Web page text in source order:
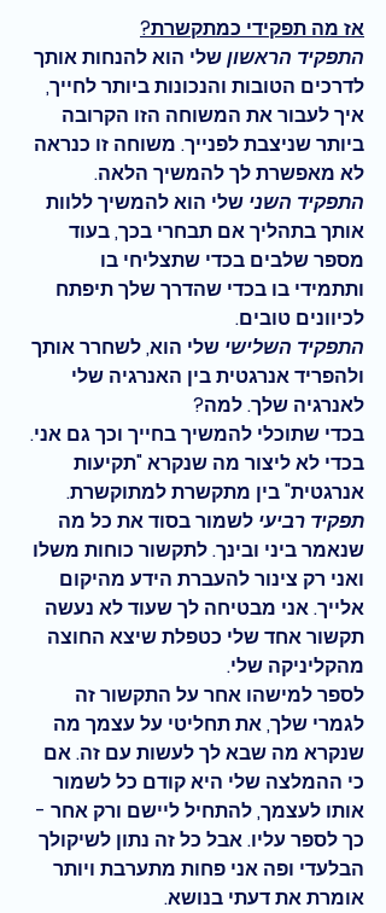
אז מה תפקידי כמתקשרת?
התפקיד הראשון שלי הוא להנחות אותך
לדרכים הטובות והנכונות ביותר לחייך,
איך לעבור את המשוחה הזו הקרובה
ביותר שניצבת לפנייך. משוחה זו כנראה
לא מאפשרת לך להמשיך הלאה.
התפקיד השני שלי הוא להמשיך ללוות
אותך בתהליך אם תבחרי בכך, בעוד
מספר שלבים בכדי שתצליחי בו
ותתמידי בו בכדי שהדרך שלך תיפתח
לכיוונים טובים.
התפקיד השלישי שלי הוא, לשחרר אותך
ולהפריד אנרגטית בין האנרגיה שלי
לאנרגיה שלך. למה?
בכדי שתוכלי להמשיך בחייך וכך גם אני.
בכדי לא ליצור מה שנקרא "תקיעות
אנרגטית" בין מתקשרת למתוקשרת.
תפקיד רביעי לשמור בסוד את כל מה
שנאמר ביני ובינך. לתקשור כוחות משלו
ואני רק צינור להעברת הידע מהיקום
אלייך. אני מבטיחה לך שעוד לא נעשה
תקשור אחד שלי כטפלת שיצא החוצה
מהקליניקה שלי.
לספר למישהו אחר על התקשור זה
לגמרי שלך, את תחליטי על עצמך מה
שנקרא מה שבא לך לעשות עם זה. אם
כי ההמלצה שלי היא קודם כל לשמור
אותו לעצמך, להתחיל ליישם ורק אחר -
כך לספר עליו. אבל כל זה נתון לשיקולך
הבלעדי ופה אני פחות מתערבת ויותר
אומרת את דעתי בנושא.